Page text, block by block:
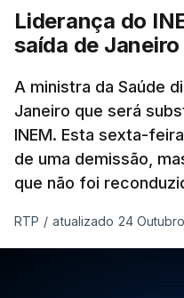
Liderança do
saída de
A ministra da Saúde
Janeiro que será
INEM. Esta sexta-
de uma demissão,
que não foi
RTP / atualizado 24